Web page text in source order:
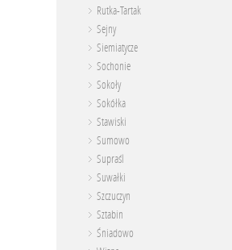
Rutka-Tartak
Sejny
Siemiatycze
Sochonie
Sokoły
Sokółka
Stawiski
Sumowo
Supraśl
Suwałki
Szczuczyn
Sztabin
Śniadowo